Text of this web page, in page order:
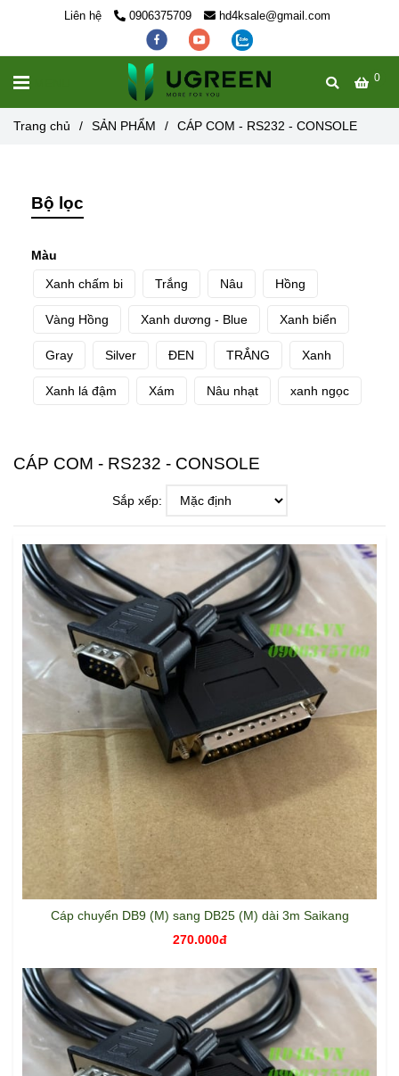
Liên hệ 0906375709 hd4ksale@gmail.com
0
Trang chủ / SẢN PHẨM / CÁP COM - RS232 - CONSOLE
Bộ lọc
Màu
Xanh chấm bi
Trắng Nâu Hồng
Vàng Hồng Xanh dương - Blue Xanh biển
Gray Silver ĐEN TRẮNG Xanh
Xanh lá đậm Xám Nâu nhạt xanh ngọc
CÁP COM - RS232 - CONSOLE
Sắp xếp:
Cáp chuyển DB9 (M) sang DB25 (M) dài 3m Saikang
270.000đ